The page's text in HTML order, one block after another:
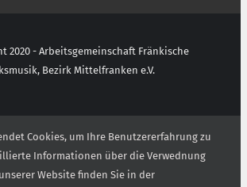
2020 - Arbeitsgemeinschaft Fränkische
Bezirk Mittelfranken e.V.
Cookies, um Ihre Benutzererfahrung zu
Informationen über die Verwednung
Website finden Sie in der